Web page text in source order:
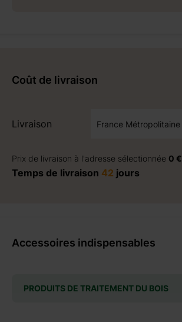
Coût de livraison
Livraison France Métropolitaine
Prix de livraison à l'adresse sélectionnée 0 €
Temps de livraison 42 jours
Accessoires indispensables
PRODUITS DE TRAITEMENT DU BOIS